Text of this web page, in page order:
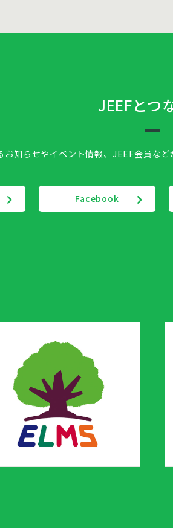
JEEFとつ
知らせやイベント情報、 JEEF会員など
Facebook